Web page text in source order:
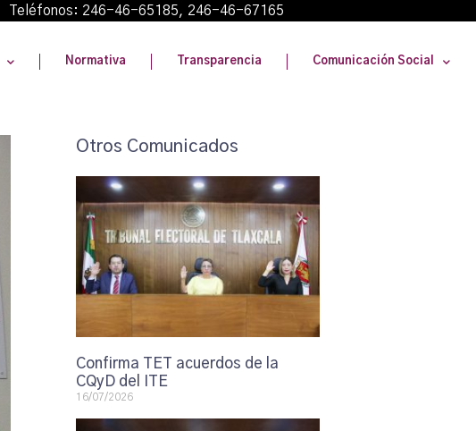
246-46-65185, 246-46-67165
Normativa Transparencia Comunicación Social
Otros Comunicados
Confirma TET acuerdos de la
CQyD del ITE
16/07/2026